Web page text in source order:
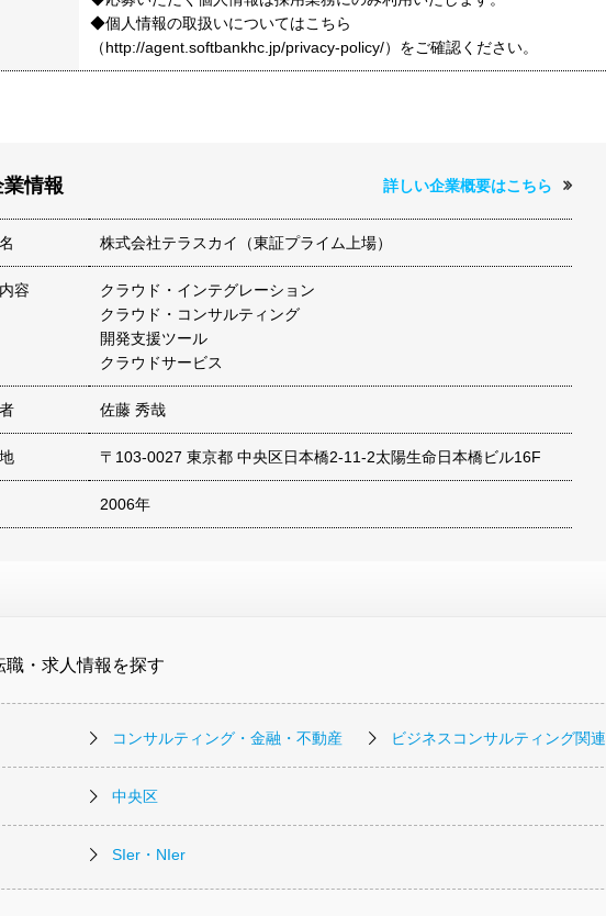
◆個人情報の取扱いについてはこちら
（http://agent.softbankhc.jp/privacy-policy/）をご確認ください。
業情報 詳しい企業概要はこちら
株式会社テラスカイ（東証プライム上場）
容
クラウド・インテグレーション
クラウド・コンサルティング
開発支援ツール
クラウドサービス
佐藤 秀哉
〒103-0027 東京都 中央区日本橋2-11-2太陽生命日本橋ビル16F
2006年
職・求人情報を探す
コンサルティング・金融・不動産 ビジネスコンサルティング関連
中央区
SIer・NIer